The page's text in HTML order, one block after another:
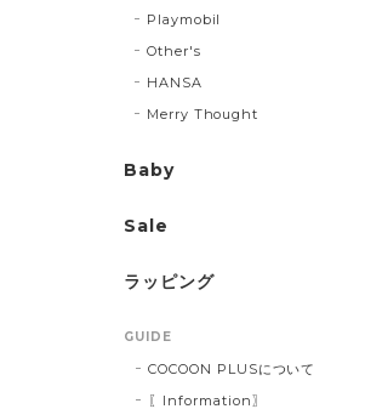
Playmobil
Other's
HANSA
Merry Thought
Baby
Sale
ラッピング
GUIDE
COCOON PLUSについて
〖Information〗